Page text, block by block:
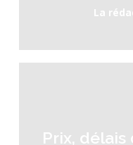
La
Prix,